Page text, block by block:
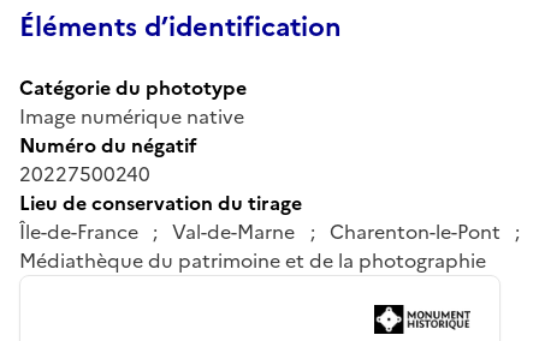
Éléments d’identification
Catégorie du phototype
Image numérique native
Numéro du négatif
20227500240
Lieu de conservation du tirage
Île-de-France ; Val-de-Marne ; Charenton-le-Pont ;
Médiathèque du patrimoine et de la photographie